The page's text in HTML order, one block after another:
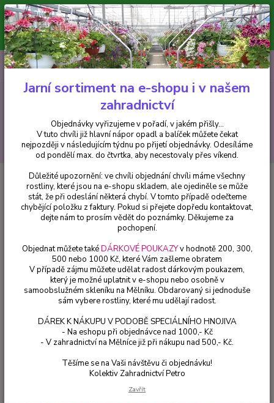
Minimální hodnota pro odeslání z e-shopu je 300 Kč.
V tuto chvíli již hlavní nápor objednávek opadl a balíček můžete čekat
nejpozději v následujícím týdnu po přijetí objednávky. Objednávky
vyřizujeme v pořadí, v jakém přišly...
CZK
Hledat
+420 602 223 614 0ks
za0 Kč
Pelargonie Pelargonie Bermuda Marlot - 1180M
Pelargonie Bermuda Marlot -
1180M
Jarní sortiment na e-shopu i v našem
zahradnictví
Objednávky vyřizujeme v pořadí, v jakém přišly...
V tuto chvíli již hlavní nápor opadl a balíček můžete čekat
nejpozději v následujícím týdnu po přijetí objednávky. Odesíláme
od pondělí max. do čtvrtka, aby necestovaly přes víkend.
Důležité upozornění: ve chvíli objednání chvíli máme všechny
rostliny, které jsou na e-shopu skladem, ale ojediněle se může
stát, že při odeslání některá chybí. V tomto případě odečteme
chybějící položku z faktury. Pokud si přejete dopředu kontaktovat,
dejte nám to prosím vědět do poznámky. Děkujeme za
pochopení.
Objednat můžete takéDÁRKOVÉ POUKAZYv hodnotě 200, 300,
500 nebo 1000 Kč, které Vám zašleme obratem
V případě zájmu můžete udělat radost dárkovým poukazem,
který je možné uplatnit v e-shopu nebo osobně v
samoobslužném skleníku na Mělníku. Obdarovaný si jednoduše
sám vybere rostliny, které mu udělají radost.
DÁREK K NÁKUPU V PODOBĚ SPECIÁLNÍHO HNOJIVA
- Na eshopu při objednávce nad 1000,- Kč
- V zahradnictví na Mělníce již při nákupu nad 500,- Kč.
Těšíme se na Vaši návštěvu či objednávku!
Kolektiv Zahradnictví Petro
Zavřít